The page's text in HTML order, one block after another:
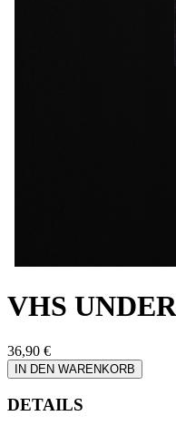
VHS
36,90 €
IN DEN WARENKORB
DETAILS